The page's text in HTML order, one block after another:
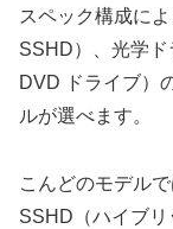
スペック構成に
SSHD）、光学
DVD ドライブ）
ルが選べます。
こんどのモデル
SSHD（ハイブ